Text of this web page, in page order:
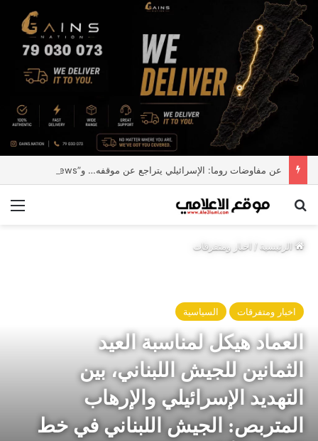
عن مفاوضات روما: الإسرائيلي يتراجع عن موقفه… و”Fake news”
بحث عن
الرئيسية/ اخبار ومتفرقات
اخبار ومتفرقات السياسية
العماد هيكل لمناسبة العيد
الثمانين للجيش اللبناني، بين
التهديد الإسرائيلي والإرهاب
المتربص: الجيش اللبناني في خط